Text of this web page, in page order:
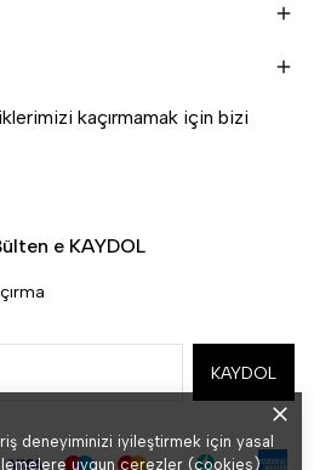
deneyiminizi iyileştirmek için yasal
uygun çerezler (cookies)
kaçırmamak için bizi
e KAYDOL
KAYDOL